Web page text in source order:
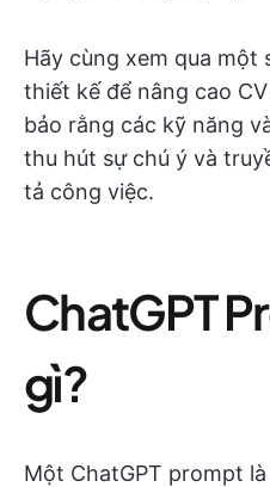
Hãy cùng xem qua một
thiết kế để nâng cao
bảo rằng các kỹ năng
thu hút sự chú ý và
tả công việc.
ChatGPT
gì?
Một ChatGPT prompt